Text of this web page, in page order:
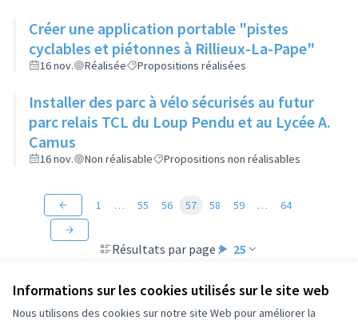
Informations sur les cookies utilisés sur le site web
Nous utilisons des cookies sur notre site Web pour améliorer la
Créer une application portable "pistes
cyclables et piétonnes à Rillieux-La-Pape"
16 nov. Réalisée Propositions réalisées
Installer des parc à vélo sécurisés au futur
parc relais TCL du Loup Pendu et au Lycée A.
Camus
16 nov. Non réalisable Propositions non réalisables
Résultats par page : 25
1 … 55 56 57 58 59 … 64